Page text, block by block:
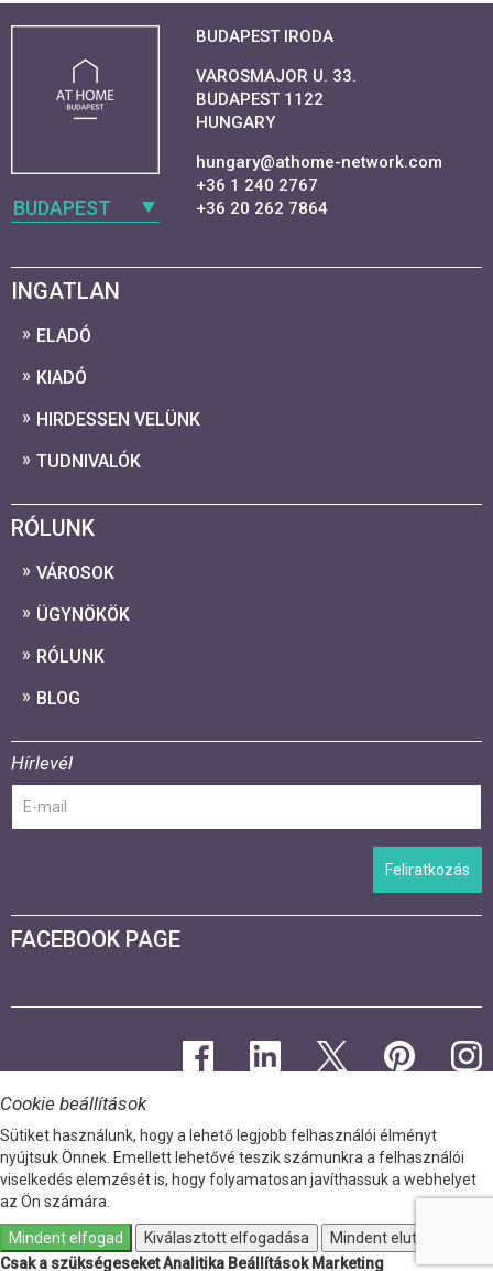
BUDAPEST
BUDAPEST IRODA
VAROSMAJOR U. 33.
BUDAPEST 1122
HUNGARY
hungary@athome-network.com
+36 1 240 2767
+36 20 262 7864
INGATLAN
ELADÓ
KIADÓ
HIRDESSEN VELÜNK
TUDNIVALÓK
RÓLUNK
VÁROSOK
ÜGYNÖKÖK
RÓLUNK
BLOG
Hírlevél
Feliratkozás
FACEBOOK PAGE
Cookie beállítások
Sütiket használunk, hogy a lehető legjobb felhasználói élményt
nyújtsuk Önnek. Emellett lehetővé teszik számunkra a felhasználói
viselkedés elemzését is, hogy folyamatosan javíthassuk a webhelyet
az Ön számára.
Mindent elfogad Kiválasztott elfogadása
Mindent elutasít
Csak a szükségeseketAnalitika Beállítások Marketing